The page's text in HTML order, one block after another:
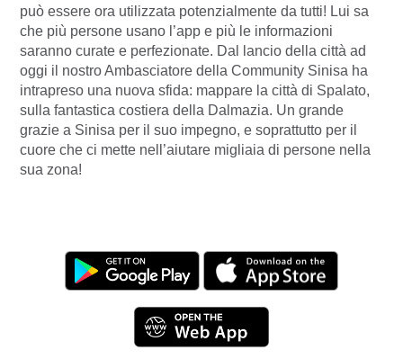
può essere ora utilizzata potenzialmente da tutti! Lui sa
che più persone usano l’app e più le informazioni
saranno curate e perfezionate. Dal lancio della città ad
oggi il nostro Ambasciatore della Community Sinisa ha
intrapreso una nuova sfida: mappare la città di Spalato,
sulla fantastica costiera della Dalmazia. Un grande
grazie a Sinisa per il suo impegno, e soprattutto per il
cuore che ci mette nell’aiutare migliaia di persone nella
sua zona!